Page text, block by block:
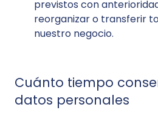
previstos con
reorganizar o transferir
nuestro negocio.
Cuánto tiempo
datos personales